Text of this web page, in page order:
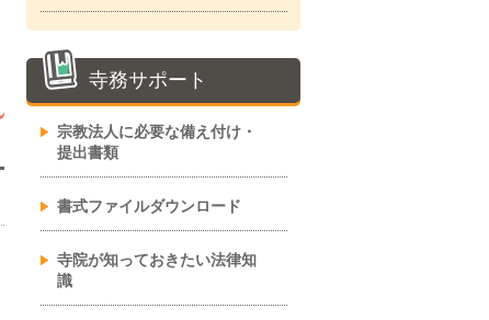
寺務サポート
宗教法人に必要な備え付け・
提出書類
書式ファイルダウンロード
寺院が知っておきたい法律知
識